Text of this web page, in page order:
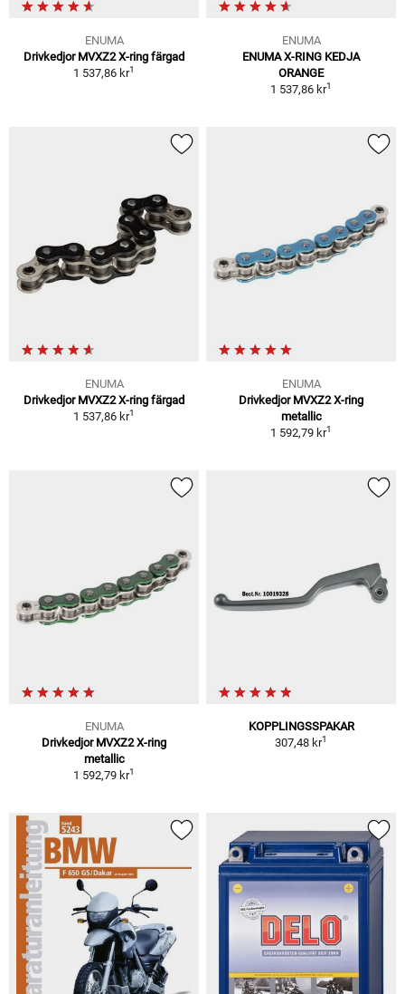
ENUMA
Drivkedjor MVXZ2 X-ring färgad
1 537,86 kr1
ENUMA
ENUMA X-RING KEDJA
ORANGE
1 537,86 kr1
ENUMA
Drivkedjor MVXZ2 X-ring färgad
1 537,86 kr1
ENUMA
Drivkedjor MVXZ2 X-ring
metallic
1 592,79 kr1
ENUMA
Drivkedjor MVXZ2 X-ring
metallic
1 592,79 kr1
KOPPLINGSSPAKAR
307,48 kr1